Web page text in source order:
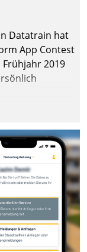
Datatrain hat
App Contest
Frühjahr 2019